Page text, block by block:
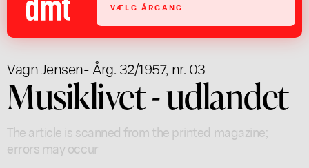
VÆLG ÅRGANG
Vagn Jensen- Årg. 32/1957, nr. 03
Musiklivet - udlandet
The article is scanned from the printed magazine;
errors may occur